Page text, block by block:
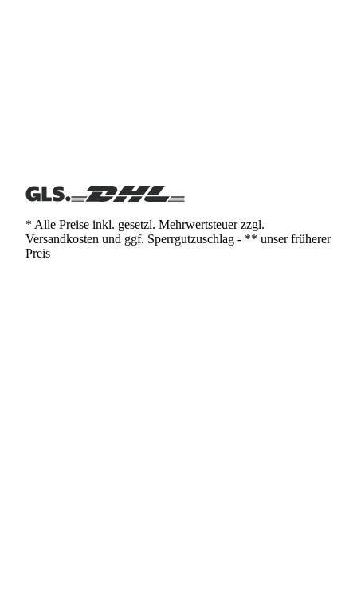
* Alle Preise inkl. gesetzl. Mehrwertsteuer zzgl.
Versandkosten und ggf. Sperrgutzuschlag - ** unser früherer
Preis